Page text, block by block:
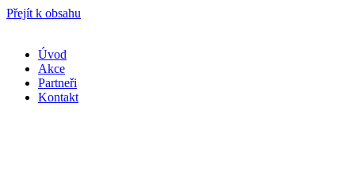
Přejít k obsahu
Úvod
Akce
Partneři
Kontakt